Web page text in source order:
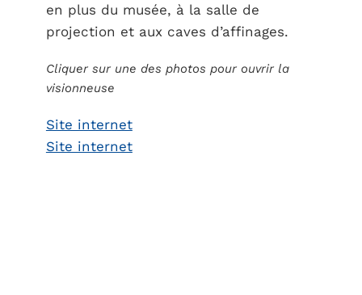
en plus du musée, à la salle de
projection et aux caves d’affinages.
Cliquer sur une des photos pour ouvrir la
visionneuse
Site internet
Site internet